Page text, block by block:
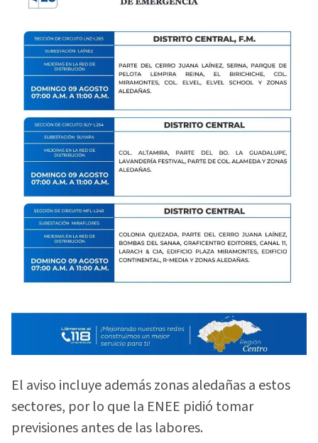
El aviso incluye además zonas aledañas a estos
sectores, por lo que la ENEE pidió tomar
previsiones antes de las labores.